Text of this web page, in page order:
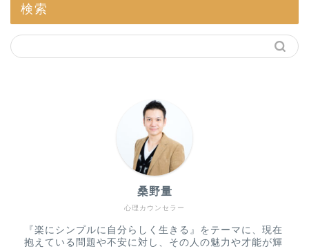
検索
心理カウンセラー
桑野量
『楽にシンプルに自分らしく生きる』をテーマに、現在
抱えている問題や不安に対し、その人の魅力や才能が輝